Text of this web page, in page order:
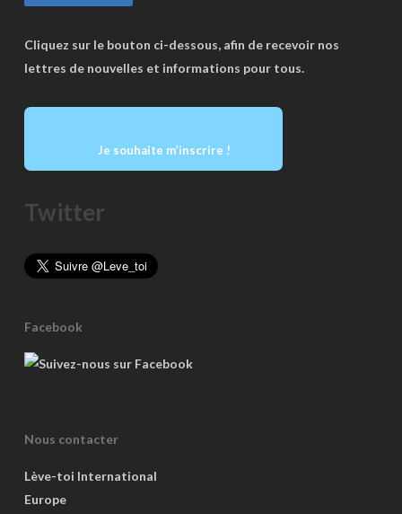
Cliquez sur le bouton ci-dessous, afin de recevoir nos
lettres de nouvelles et informations pour tous.
Je souhaite m’inscrire !
Twitter
Facebook
Nous contacter
Lève-toi International
Europe